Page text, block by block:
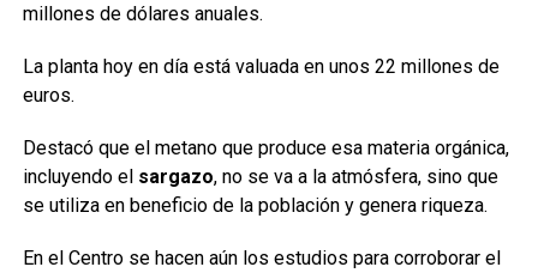
millones de dólares anuales.
La planta hoy en día está valuada en unos 22 millones de
euros.
Destacó que el metano que produce esa materia orgánica,
incluyendo el sargazo, no se va a la atmósfera, sino que
se utiliza en beneficio de la población y genera riqueza.
En el Centro se hacen aún los estudios para corroborar el